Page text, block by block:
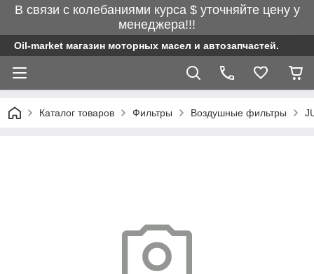
В связи с колебаниями курса $ уточняйте цену у
менеджера!!!
Oil-market магазин моторных масел и автозапчастей.
Каталог товаров Фильтры Воздушные фильтры